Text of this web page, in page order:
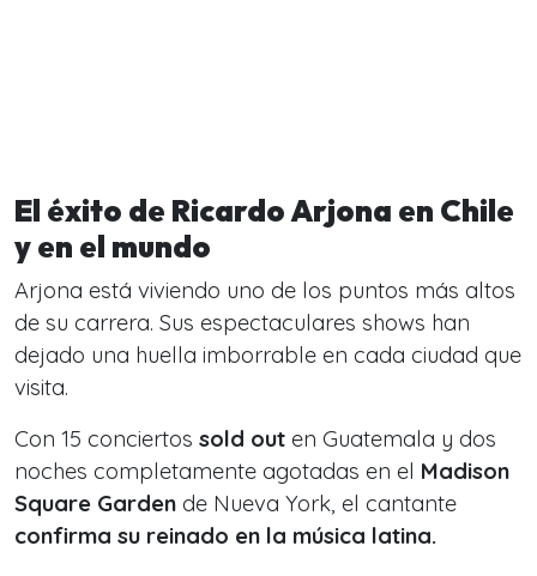
El éxito de Ricardo Arjona en Chile
y en el mundo
Arjona está viviendo uno de los puntos más altos
de su carrera. Sus espectaculares shows han
dejado una huella imborrable en cada ciudad que
visita.
Con 15 conciertos sold out en Guatemala y dos
noches completamente agotadas en el Madison
Square Garden de Nueva York, el cantante
confirma su reinado en la música latina.